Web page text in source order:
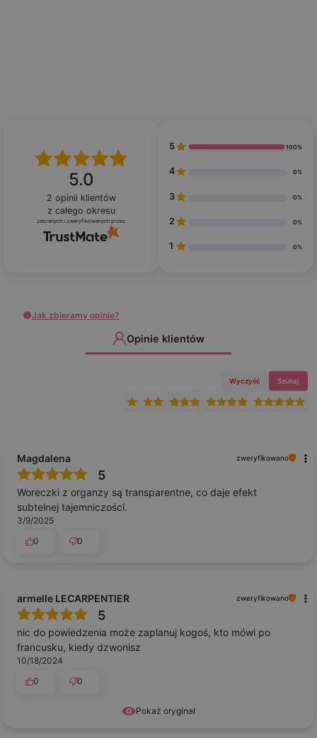
5.0
2 opinii klientów
z całego okresu
zebranych i zweryfikowanych przez
5 100%
4 0%
3 0%
2 0%
1 0%
Jak zbieramy opinie?
Opinie klientów
Wyczyść Szukaj
Magdalena zweryfikowano
5
Woreczki z organzy są transparentne, co daje efekt
subtelnej tajemniczości.
3/9/2025
0
0
Pokaż oryginał
armelle LECARPENTIER zweryfikowano
5
nic do powiedzenia może zaplanuj kogoś, kto mówi po
francusku, kiedy dzwonisz
10/18/2024
0
0